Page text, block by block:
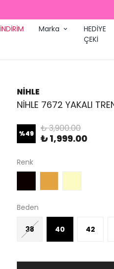
İNDİRİM Marka
HEDİYE
ÇEKİ
NİHLE
NİHLE 7672 YAKALI
%49 ₺ 3,900.00
₺ 1,999.00
Renk
Beden
38 40 42